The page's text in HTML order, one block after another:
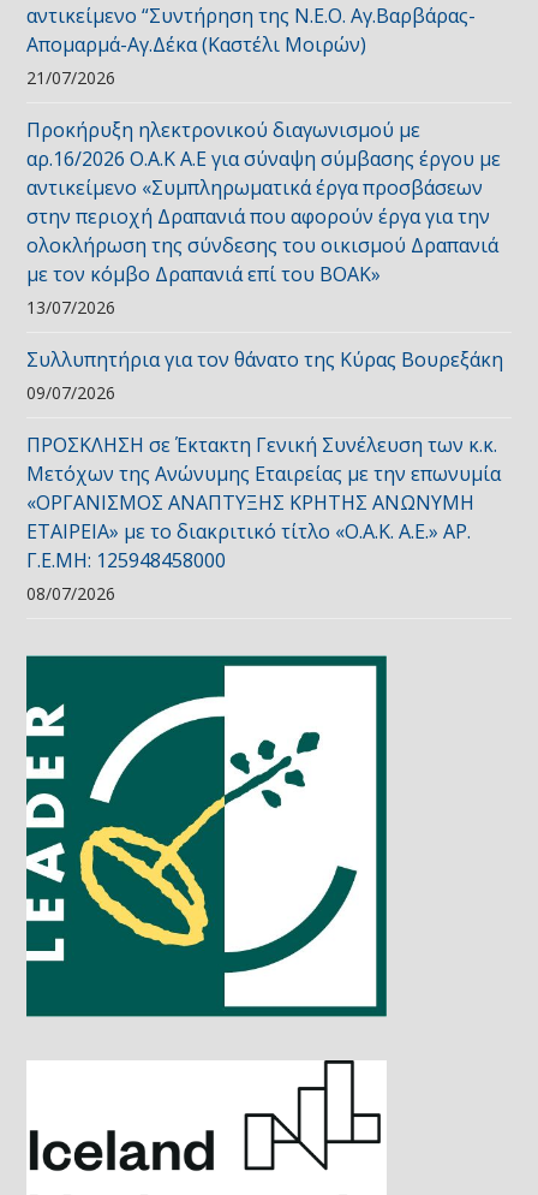
αντικείμενο “Συντήρηση της Ν.Ε.Ο. Αγ.Βαρβάρας-
Απομαρμά-Αγ.Δέκα (Καστέλι Μοιρών)
21/07/2026
Προκήρυξη ηλεκτρονικού διαγωνισμού με
αρ.16/2026 Ο.Α.Κ Α.Ε για σύναψη σύμβασης έργου με
αντικείμενο «Συμπληρωματικά έργα προσβάσεων
στην περιοχή Δραπανιά που αφορούν έργα για την
ολοκλήρωση της σύνδεσης του οικισμού Δραπανιά
με τον κόμβο Δραπανιά επί του ΒΟΑΚ»
13/07/2026
Συλλυπητήρια για τον θάνατο της Κύρας Βουρεξάκη
09/07/2026
ΠΡΟΣΚΛΗΣΗ σε Έκτακτη Γενική Συνέλευση των κ.κ.
Μετόχων της Ανώνυμης Εταιρείας με την επωνυμία
«ΟΡΓΑΝΙΣΜΟΣ ΑΝΑΠΤΥΞΗΣ ΚΡΗΤΗΣ ΑΝΩΝΥΜΗ
ΕΤΑΙΡΕΙΑ» με το διακριτικό τίτλο «Ο.Α.Κ. Α.Ε.» ΑΡ.
Γ.Ε.ΜΗ: 125948458000
08/07/2026